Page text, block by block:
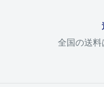
全国の送料